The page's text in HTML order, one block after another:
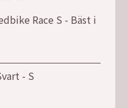
Race S - Bäst i
- S